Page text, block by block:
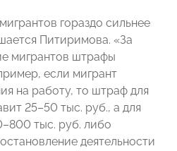
гораздо сильнее
Питиримова. «За
мигрантов штрафы
если мигрант
на работу, то штраф для
25–50 тыс. руб., а для
тыс. руб. либо
деятельности